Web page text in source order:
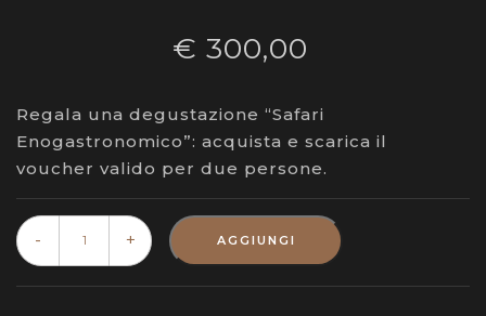
€ 300,00
Regala una degustazione “Safari
Enogastronomico”: acquista e scarica il
voucher valido per due persone.
-
Voucher
"Safari
Enogastronomico"
x
2
+ AGGIUNGI